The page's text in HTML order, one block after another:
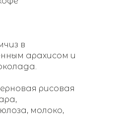
в
арахисом и
рисовая
молоко,